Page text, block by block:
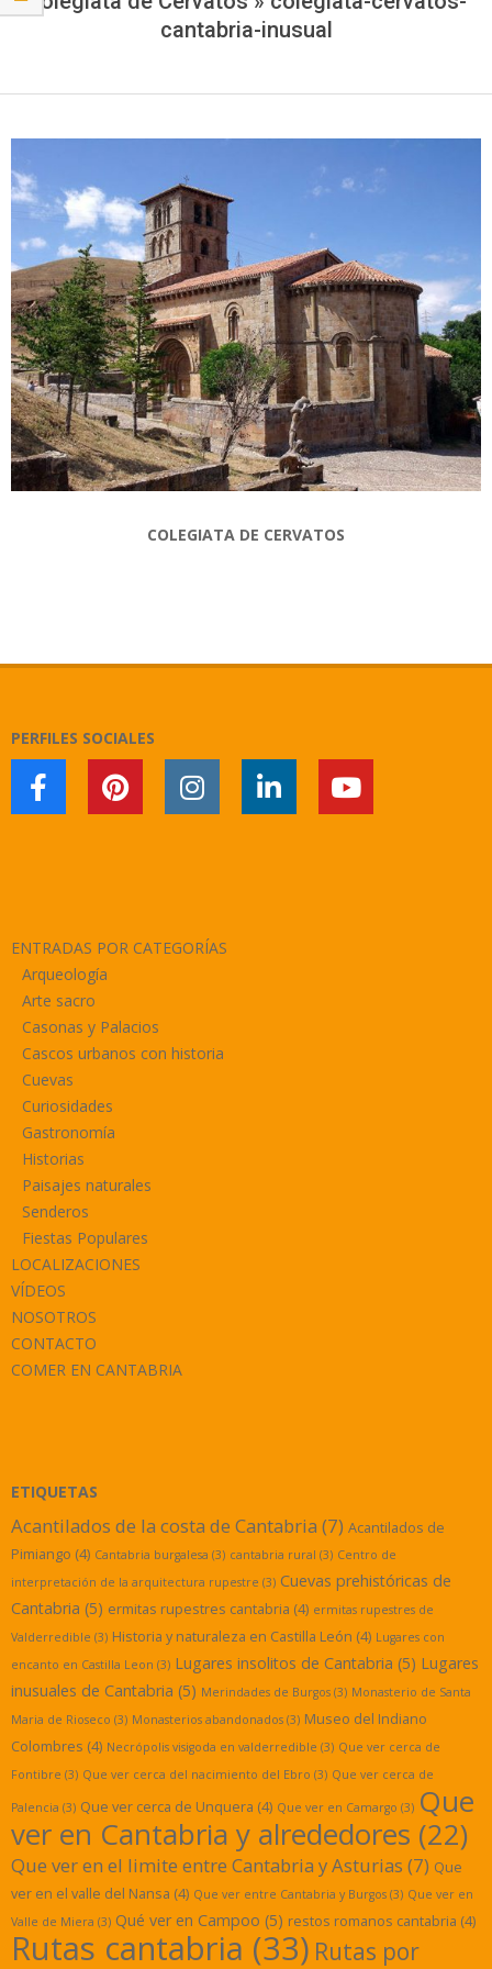
cantabria-inusual
COLEGIATA DE CERVATOS
PERFILES SOCIALES
ENTRADAS POR CATEGORÍAS
Arqueología
Arte sacro
Casonas y Palacios
Cascos urbanos con historia
Cuevas
Curiosidades
Gastronomía
Historias
Paisajes naturales
Senderos
Fiestas Populares
LOCALIZACIONES
VÍDEOS
NOSOTROS
CONTACTO
COMER EN CANTABRIA
ETIQUETAS
Acantilados de la costa de Cantabria (7) Acantilados de
Pimiango (4) Cantabria burgalesa (3) cantabria rural (3) Centro de
interpretación de la arquitectura rupestre (3) Cuevas prehistóricas de
Cantabria (5) ermitas rupestres cantabria (4) ermitas rupestres de
Valderredible (3) Historia y naturaleza en Castilla León (4) Lugares con
encanto en Castilla Leon (3) Lugares insolitos de Cantabria (5) Lugares
inusuales de Cantabria (5) Merindades de Burgos (3) Monasterio de Santa
Maria de Rioseco (3) Monasterios abandonados (3) Museo del Indiano
Colombres (4) Necrópolis visigoda en valderredible (3) Que ver cerca de
Fontibre (3) Que ver cerca del nacimiento del Ebro (3) Que ver cerca de
Palencia (3) Que ver cerca de Unquera (4) Que ver en Camargo (3) Que
ver en Cantabria y alrededores (22)
Que ver en el limite entre Cantabria y Asturias (7) Que
ver en el valle del Nansa (4) Que ver entre Cantabria y Burgos (3) Que ver en
Valle de Miera (3) Qué ver en Campoo (5) restos romanos cantabria (4)
Rutas cantabria (33) Rutas por